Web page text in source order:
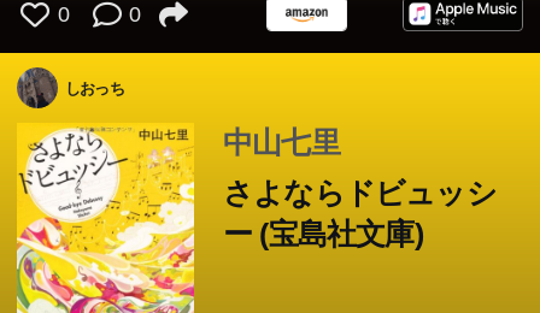
0 0
しおっち
中山七里
さよならドビュッシ
ー (宝島社文庫)